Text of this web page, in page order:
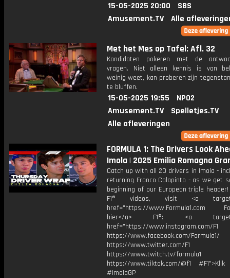
15-05-2025 20:00
SBS
Amusement.TV
Alle
Met het Mes op Tafel: Afl. 32
Kandidaten pokeren met de
vragen. Niet alleen kennis is van
weinig weet, kan proberen zijn
te bluffen.
15-05-2025 19:55
NPO2
Amusement.TV
Spelletjes.TV
Alle afleveringen
FORMULA 1: The Drivers Look
Imola | 2025 Emilia Romagna
Catch up with all 20 drivers in Imola -
returning Franco Colapinto - as we get
beginning of our European triple
F1® videos, visit <a
href="https://www.Formula1.com
hier</a> F1®: <a
href="https://www.instagram.com/F1
https://www.facebook.com/Formula1/
https://www.twitter.com/F1
https://www.twitch.tv/formula1
https://www.tiktok.com/@f1
#ImolaGP